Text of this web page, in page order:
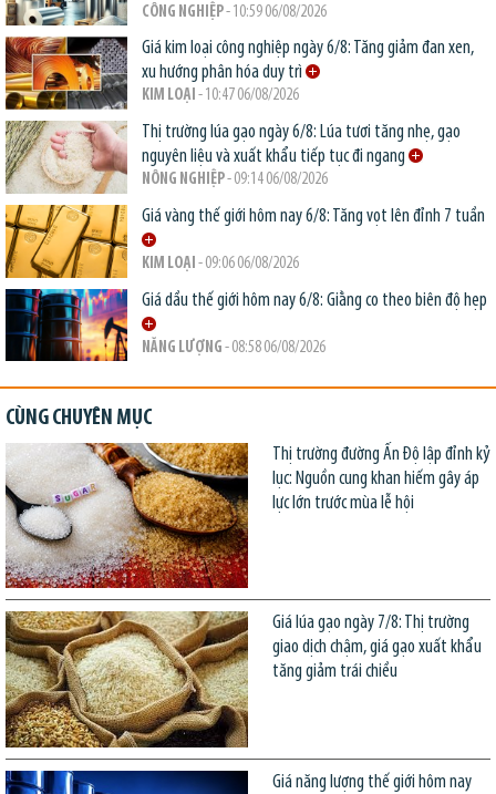
CÔNG NGHIỆP- 10:59 06/08/2026
Giá kim loại công nghiệp ngày 6/8: Tăng giảm đan xen,
xu hướng phân hóa duy trì
KIM LOẠI - 10:47 06/08/2026
Thị trường lúa gạo ngày 6/8: Lúa tươi tăng nhẹ, gạo
nguyên liệu và xuất khẩu tiếp tục đi ngang
NÔNG NGHIỆP- 09:14 06/08/2026
Giá vàng thế giới hôm nay 6/8: Tăng vọt lên đỉnh 7 tuần
KIM LOẠI - 09:06 06/08/2026
Giá dầu thế giới hôm nay 6/8: Giằng co theo biên độ hẹp
NĂNG LƯỢNG - 08:58 06/08/2026
CÙNG CHUYÊN MỤC
Thị trường đường Ấn Độ lập đỉnh kỷ
lục: Nguồn cung khan hiếm gây áp
lực lớn trước mùa lễ hội
Giá lúa gạo ngày 7/8: Thị trường
giao dịch chậm, giá gạo xuất khẩu
tăng giảm trái chiều
Giá năng lượng thế giới hôm nay